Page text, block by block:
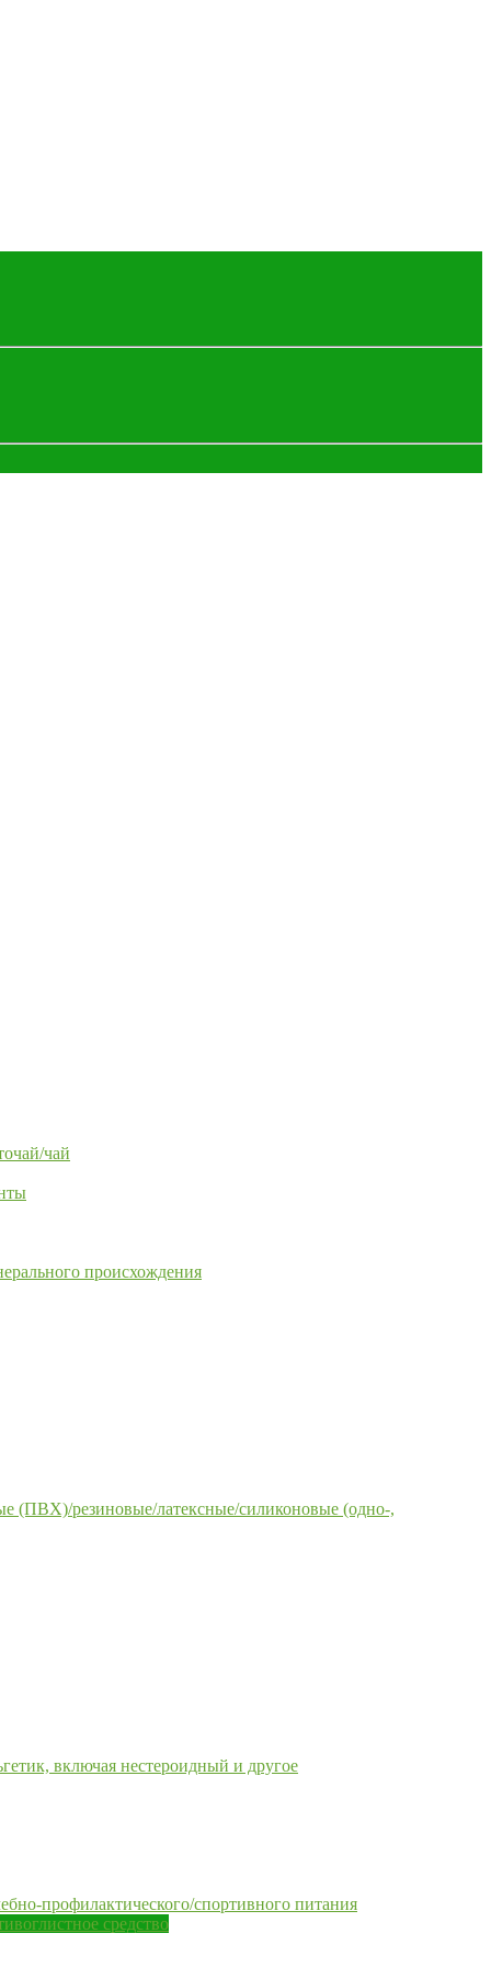
чай
происхождения
(ПВХ)/резиновые/латексные/силиконовые (одно-,
включая нестероидный и другое
профилактического/спортивного питания
средство